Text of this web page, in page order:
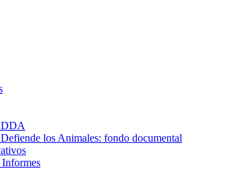
los Animales: fondo documental